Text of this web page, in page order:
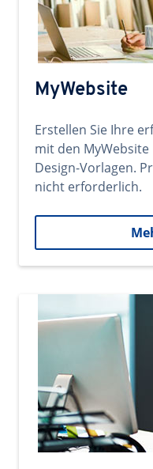
MyWebsite
Erstellen Sie Ihre
mit den
Design-Vorlagen.
nicht erforderlich.